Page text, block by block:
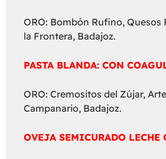
ORO: Bombón Rufino, Quesos
la Frontera, Badajoz.
PASTA BLANDA: CON
ORO: Cremositos del Zújar,
Campanario, Badajoz.
OVEJA SEMICURADO LECHE